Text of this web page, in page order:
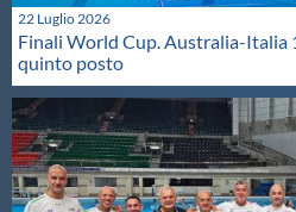
22 Luglio 2026
Finali World Cup. Australia-Italia
quinto posto